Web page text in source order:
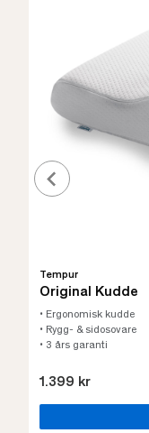
Tempur
Original Kudde
• Ergonomisk kudde
• Rygg- & sidosovare
• 3 års garanti
1.399 kr